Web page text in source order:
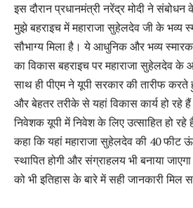
इस दौरान प्रधानमंत्री नरेंद्र मोदी ने
मुझे बहराइच में महाराजा सुहेलदेव जी के भव्य
सौभाग्य मिला है। ये आधुनिक और भव्य स्मारक,
का विकास बहराइच पर महाराजा सुहेलदेव के
साथ ही पीएम ने यूपी सरकार की तारीफ
और बेहतर तरीके से यहां विकास कार्य हो
निवेशक यूपी में निवेश के लिए उत्साहित हो रहे
कहा कि यहां महाराजा सुहेलदेव की 40 फीट
स्थापित होगी और संग्राहलय भी बनाया
को भी इतिहास के बारे में सही जानकारी मिल